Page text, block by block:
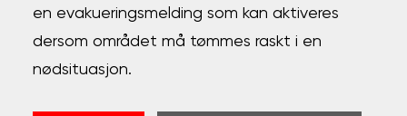
en evakueringsmelding som kan aktiveres
dersom området må tømmes raskt i en
nødsituasjon.